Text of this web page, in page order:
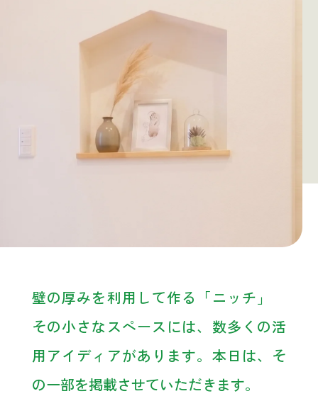
壁の厚みを利用して作る「ニッチ」
その小さなスペースには、数多くの活
用アイディアがあります。本日は、そ
の一部を掲載させていただきます。